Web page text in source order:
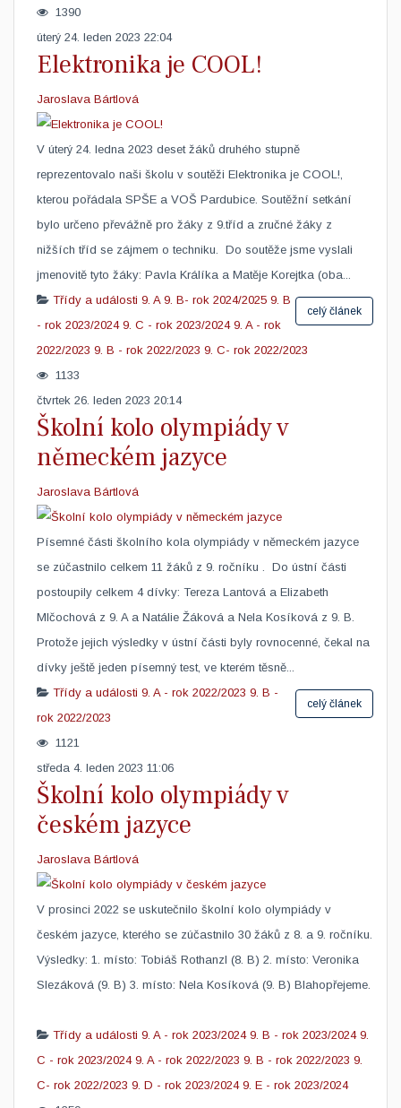
1390
úterý 24. leden 2023 22:04
Elektronika je COOL!
Jaroslava Bártlová
​V úterý 24. ledna 2023 deset žáků druhého stupně
reprezentovalo naši školu v soutěži Elektronika je COOL!,
kterou pořádala SPŠE a VOŠ Pardubice. Soutěžní setkání
bylo určeno převážně pro žáky z 9.tříd a zručné žáky z
nižších tříd se zájmem o techniku. Do soutěže jsme vyslali
jmenovitě tyto žáky: Pavla Králíka a Matěje Korejtka (oba...
celý článek
Třídy a události 9. A 9. B- rok 2024/2025 9. B
- rok 2023/2024 9. C - rok 2023/2024 9. A - rok
2022/2023 9. B - rok 2022/2023 9. C- rok 2022/2023
1133
čtvrtek 26. leden 2023 20:14
Školní kolo olympiády v
německém jazyce
Jaroslava Bártlová
Písemné části školního kola olympiády v německém jazyce
se zúčastnilo celkem 11 žáků z 9. ročníku . Do ústní části
postoupily celkem 4 dívky: Tereza Lantová a Elizabeth
Mlčochová z 9. A a Natálie Žáková a Nela Kosíková z 9. B.
Protože jejich výsledky v ústní části byly rovnocenné, čekal na
dívky ještě jeden písemný test, ve kterém těsně...
celý článek
Třídy a události 9. A - rok 2022/2023 9. B -
rok 2022/2023
1121
středa 4. leden 2023 11:06
Školní kolo olympiády v
českém jazyce
Jaroslava Bártlová
V prosinci 2022 se uskutečnilo školní kolo olympiády v
českém jazyce, kterého se zúčastnilo 30 žáků z 8. a 9. ročníku.
Výsledky: 1. místo: Tobiáš Rothanzl (8. B) 2. místo: Veronika
Slezáková (9. B) 3. místo: Nela Kosíková (9. B) Blahopřejeme.
Třídy a události 9. A - rok 2023/2024 9. B - rok 2023/2024 9.
C - rok 2023/2024 9. A - rok 2022/2023 9. B - rok 2022/2023 9.
C- rok 2022/2023 9. D - rok 2023/2024 9. E - rok 2023/2024